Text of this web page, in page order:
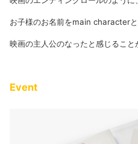
お子様のお名前をmain characterと
映画の主人公のなったと感じること
Event